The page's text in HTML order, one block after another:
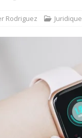
Rodriguez Juridique